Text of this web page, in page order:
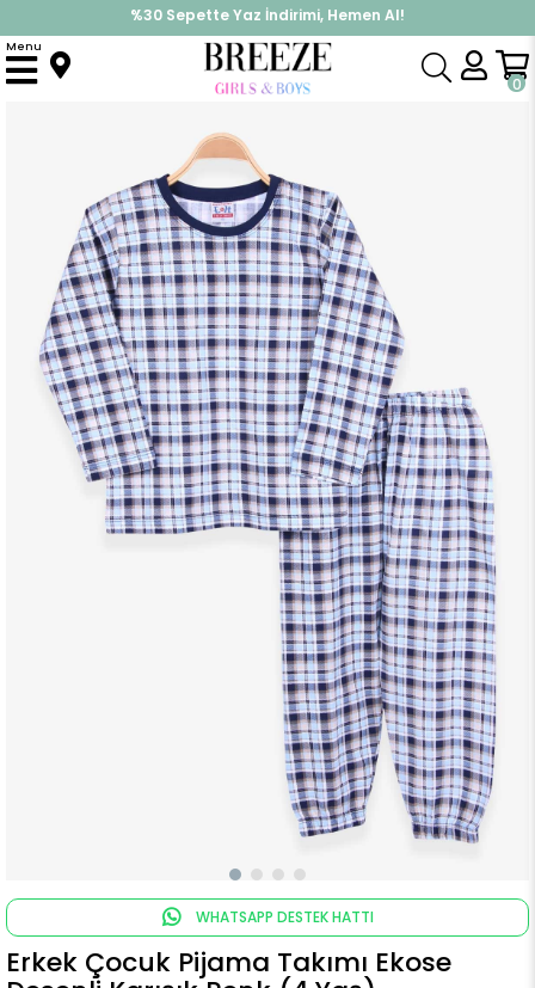
%30 Sepette Yaz İndirimi, Hemen Al!
İndirimlere ek %10 İndirimi Kap, Hemen Üye Ol!
0
Menu
Anasayfa Pijama & İç Giyim ERKEK Pijama Takımı
WHATSAPP DESTEK HATTI
Erkek Çocuk Pijama Takımı Ekose